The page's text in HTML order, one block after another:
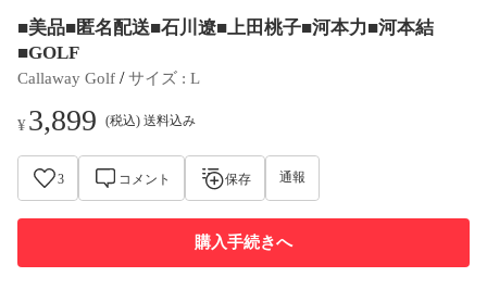
■美品■匿名配送■石川遼■上田桃子■河本力■河本結
■GOLF
Callaway Golf / サイズ : L
¥3,899 (税込) 送料込み
3 コメント 保存 通報
購入手続きへ